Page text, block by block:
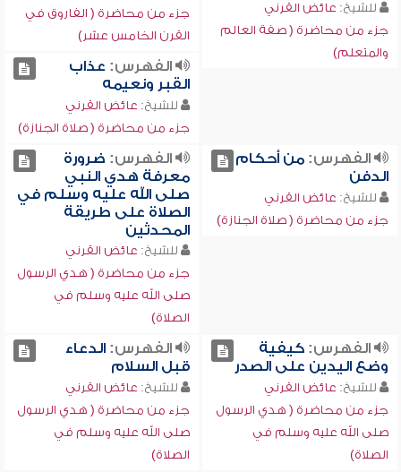
للشيخ: عائض القرني
جزء من محاضرة ( صفة العالم
والمتعلم)
جزء من محاضرة ( الفاروق في
القرن الخامس عشر)
الفهرس: عذاب
القبر ونعيمه
للشيخ: عائض القرني
جزء من محاضرة ( صلاة الجنازة)
الفهرس:من أحكام
الدفن
للشيخ: عائض القرني
جزء من محاضرة ( صلاة الجنازة)
الفهرس: ضرورة
معرفة هدي النبي
صلى الله عليه وسلم في
الصلاة على طريقة
المحدثين
للشيخ: عائض القرني
جزء من محاضرة ( هدي الرسول
صلى الله عليه وسلم في
الصلاة)
الفهرس:كيفية
وضع اليدين على الصدر
للشيخ: عائض القرني
جزء من محاضرة ( هدي الرسول
صلى الله عليه وسلم في
الصلاة)
الفهرس:الدعاء
قبل السلام
للشيخ: عائض القرني
جزء من محاضرة ( هدي الرسول
صلى الله عليه وسلم في
الصلاة)